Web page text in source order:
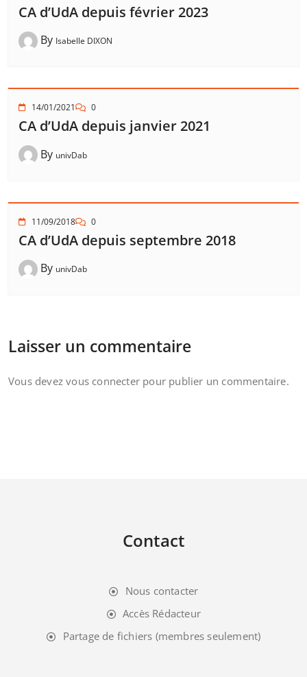
CA d’UdA depuis février 2023
By Isabelle DIXON
14/01/2021 0
CA d’UdA depuis janvier 2021
By univDab
11/09/2018 0
CA d’UdA depuis septembre 2018
By univDab
Laisser un commentaire
Vous devezvous connecter pour publier un commentaire.
Contact
Nous contacter
Accès Rédacteur
Partage de fichiers (membres seulement)